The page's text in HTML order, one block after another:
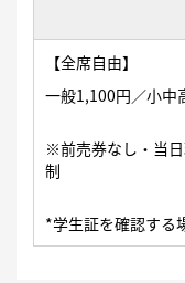
【全席自由】
一般1,100円／小中
※前売券なし・当
制
*学生証を確認する